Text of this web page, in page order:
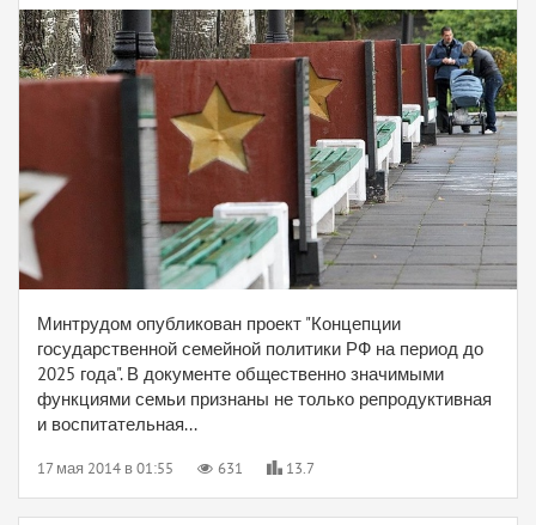
Минтрудом опубликован проект "Концепции
государственной семейной политики РФ на период до
2025 года". В документе общественно значимыми
функциями семьи признаны не только репродуктивная
и воспитательная...
17 мая 2014 в 01:55 631 13.7